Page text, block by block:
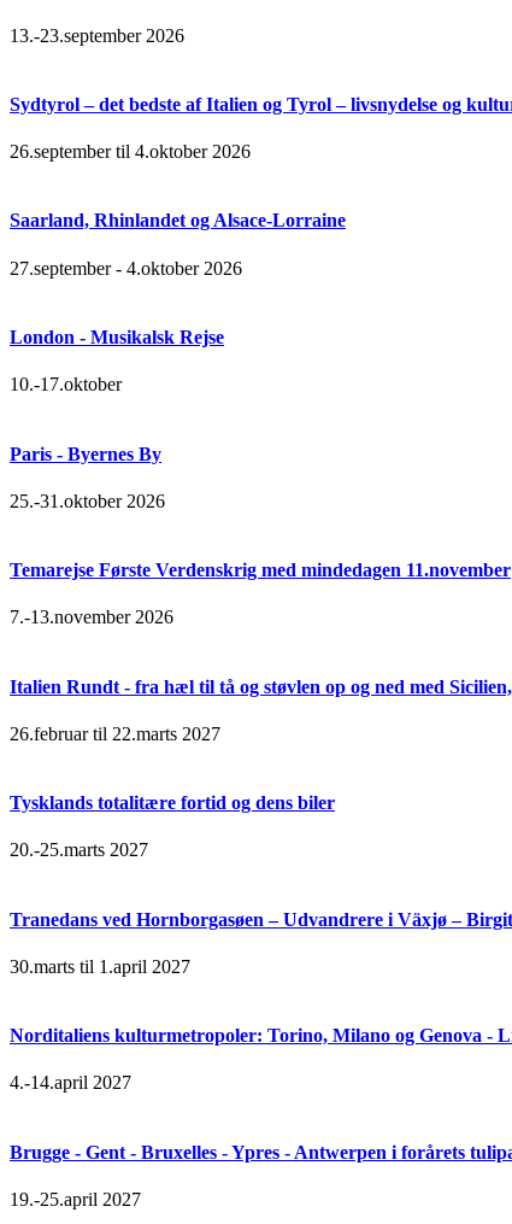
13.-23.september 2026
Sydtyrol – det bedste af Italien og Tyrol – livsnydelse og
26.september til 4.oktober 2026
Saarland, Rhinlandet og Alsace-Lorraine
27.september - 4.oktober 2026
London - Musikalsk Rejse
10.-17.oktober
Paris - Byernes By
25.-31.oktober 2026
Temarejse Første Verdenskrig med mindedagen 11.november
7.-13.november 2026
Italien Rundt - fra hæl til tå og støvlen op og ned med
26.februar til 22.marts 2027
Tysklands totalitære fortid og dens biler
20.-25.marts 2027
Tranedans ved Hornborgasøen – Udvandrere i Växjø –
30.marts til 1.april 2027
Norditaliens kulturmetropoler: Torino, Milano og Genova -
4.-14.april 2027
Brugge - Gent - Bruxelles - Ypres - Antwerpen i forårets
19.-25.april 2027